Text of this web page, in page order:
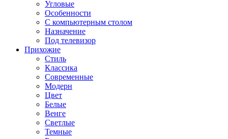
Угловые
Особенности
С компьютерным столом
Назначение
Под телевизор
Прихожие
Стиль
Классика
Современные
Модерн
Цвет
Белые
Венге
Светлые
Темные